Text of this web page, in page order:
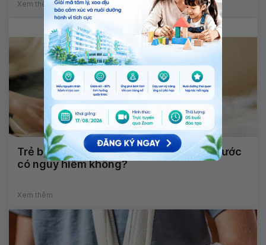
Xem thêm
Trẻ bị viêm ruột đi đại tiện kèm máu và nước
có nguy hiểm không?
Xem thêm